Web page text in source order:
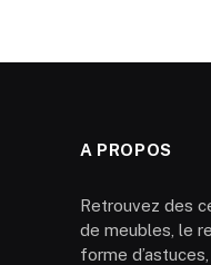
A PROPOS
Retrouvez des
de meubles, le
forme